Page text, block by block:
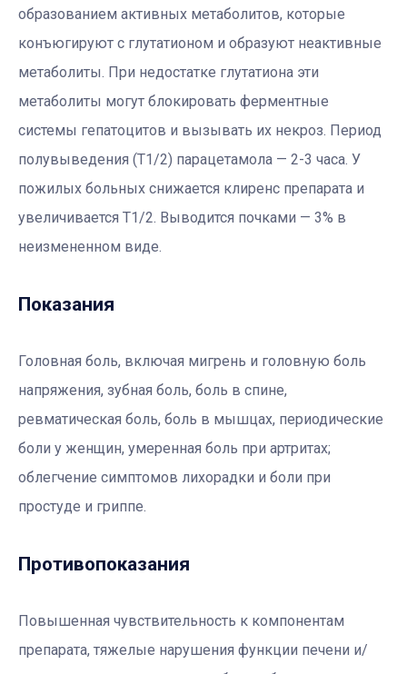
образованием активных метаболитов, которые
конъюгируют с глутатионом и образуют неактивные
метаболиты. При недостатке глутатиона эти
метаболиты могут блокировать ферментные
системы гепатоцитов и вызывать их некроз. Период
полувыведения (T1/2) парацетамола — 2-3 часа. У
пожилых больных снижается клиренс препарата и
увеличивается T1/2. Выводится почками — 3% в
неизмененном виде.
Показания
Головная боль, включая мигрень и головную боль
напряжения, зубная боль, боль в спине,
ревматическая боль, боль в мышцах, периодические
боли у женщин, умеренная боль при артритах;
облегчение симптомов лихорадки и боли при
простуде и гриппе.
Противопоказания
Повышенная чувствительность к компонентам
препарата, тяжелые нарушения функции печени и/